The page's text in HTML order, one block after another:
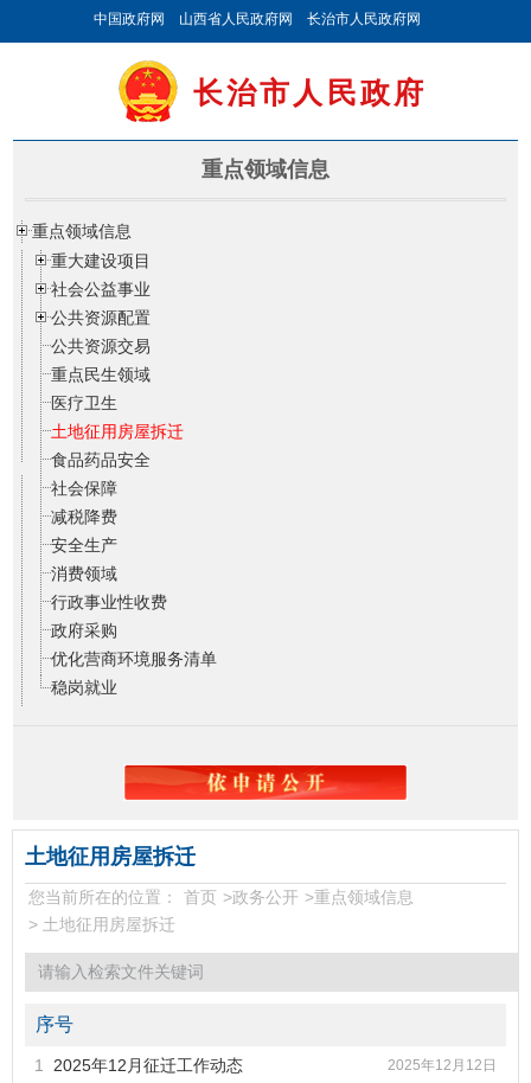
中国政府网 山西省人民政府网 长治市人民政府网
长治市人民政府
重点领域信息
重点领域信息
重大建设项目
社会公益事业
公共资源配置
公共资源交易
重点民生领域
医疗卫生
土地征用房屋拆迁
食品药品安全
社会保障
减税降费
安全生产
消费领域
行政事业性收费
政府采购
优化营商环境服务清单
稳岗就业
土地征用房屋拆迁
您当前所在的位置： 首页 >政务公开 >重点领域信息
> 土地征用房屋拆迁
序号
1 2025年12月征迁工作动态 2025年12月12日